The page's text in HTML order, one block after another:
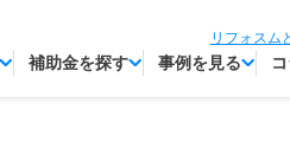
リフォスム
補助金を探す 事例を見る